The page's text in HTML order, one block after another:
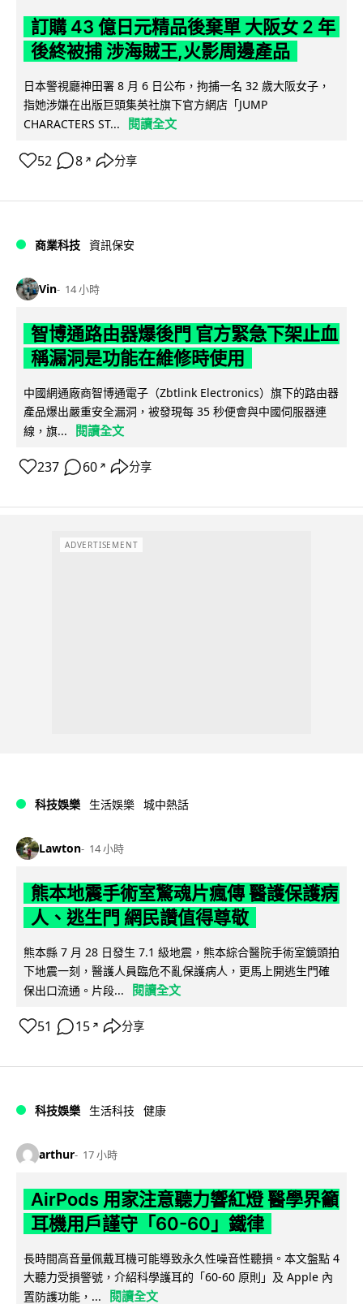
訂購 43 億日元精品後棄單 大阪女 2 年
後終被捕 涉海賊王,火影周邊產品
日本警視廳神田署 8 月 6 日公布，拘捕一名 32 歲大阪女子，
指她涉嫌在出版巨頭集英社旗下官方網店「JUMP
CHARACTERS ST...
閱讀全文
52 8 ↗ 分享
商業科技 資訊保安
Vin 14 小時
智博通路由器爆後門 官方緊急下架止血
稱漏洞是功能在維修時使用
中國網通廠商智博通電子（Zbtlink Electronics）旗下的路由器
產品爆出嚴重安全漏洞，被發現每 35 秒便會與中國伺服器連
線，旗...
閱讀全文
237 60 ↗ 分享
ADVERTISEMENT
科技娛樂 生活娛樂 城中熱話
Lawton 14 小時
熊本地震手術室驚魂片瘋傳 醫護保護病
人、逃生門 網民讚值得尊敬
熊本縣 7 月 28 日發生 7.1 級地震，熊本綜合醫院手術室鏡頭拍
下地震一刻，醫護人員臨危不亂保護病人，更馬上開逃生門確
保出口流通。片段...
閱讀全文
51 15 ↗ 分享
科技娛樂 生活科技 健康
arthur 17 小時
AirPods 用家注意聽力響紅燈 醫學界籲
耳機用戶謹守「60-60」鐵律
長時間高音量佩戴耳機可能導致永久性噪音性聽損。本文盤點 4
大聽力受損警號，介紹科學護耳的「60-60 原則」及 Apple 內
置防護功能，...
閱讀全文